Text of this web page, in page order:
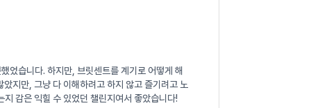
었습니다. 하지만, 브릿센트를 계기로 어떻게 해
지만, 그냥 다 이해하려고 하지 않고 즐기려고 노
감은 익힐 수 있었던 챌린지여서 좋았습니다!